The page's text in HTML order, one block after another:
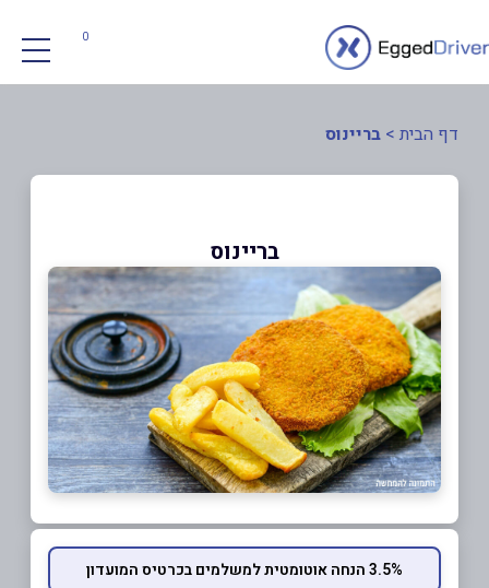
0
דף הבית > בריינוס
בריינוס
3.5% הנחה אוטומטית למשלמים בכרטיס המועדון